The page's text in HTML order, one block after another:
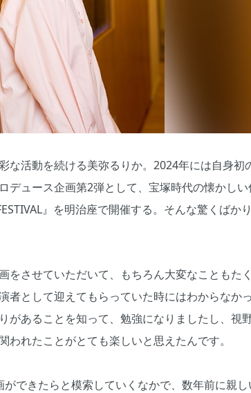
な活動を続ける美弥るりか。2024年には自身初
デュース企画第2弾として、宝塚時代の懐かし
』を明治座で開催する。そんな驚くばか
させていただいて、もちろん大変なこともた
者として迎えてもらっていた時にはわからなか
があることを知って、勉強になりましたし、視
れたことがとても楽しいと思えたんです。
できたらと模索していくなかで、数年前に親し